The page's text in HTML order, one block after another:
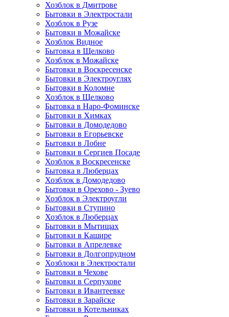
Хозблок в Дмитрове
Бытовки в Электростали
Хозблок в Рузе
Бытовки в Можайске
Хозблок Видное
Бытовкa в Щелково
Хозблок в Можайске
Бытовки в Воскресенске
Бытовки в Электроуглях
Бытовки в Коломне
Хозблок в Щелково
Бытовка в Наро-Фоминске
Бытовки в Химках
Бытовки в Домодедово
Бытовки в Егорьевске
Бытовки в Лобне
Бытовки в Сергиев Посаде
Хозблок в Воскресенске
Бытовка в Люберцах
Хозблок в Домодедово
Бытовки в Орехово - Зуево
Хозблок в Электроугли
Бытовки в Ступино
Хозблок в Люберцах
Бытовки в Мытищах
Бытовки в Кашире
Бытовки в Апрелевке
Бытовки в Долгопрудном
Хозблоки в Электростали
Бытовки в Чехове
Бытовки в Серпухове
Бытовки в Ивантеевке
Бытовки в Зарайске
Бытовки в Котельниках